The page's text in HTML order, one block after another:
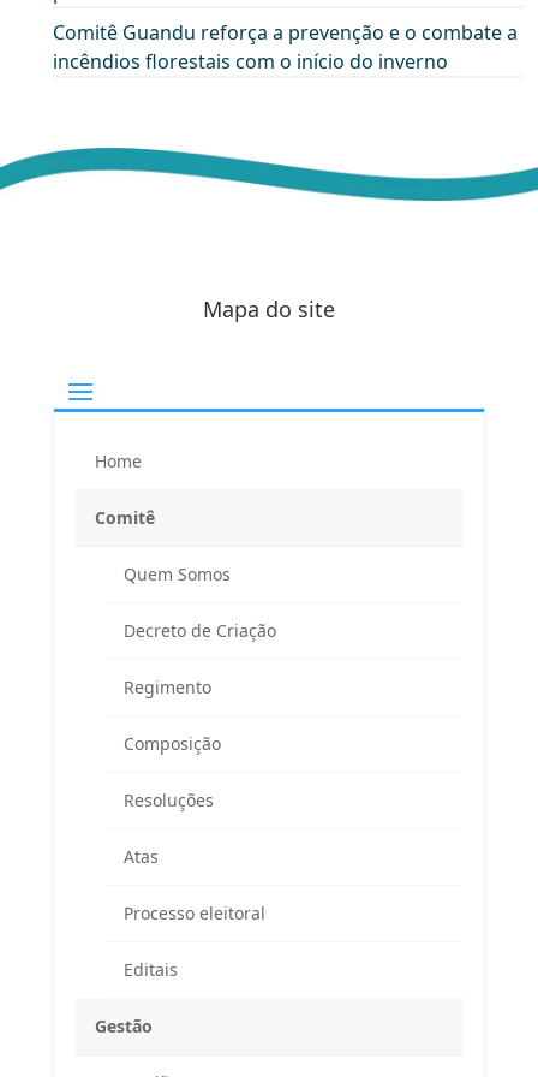
Comitê Guandu reforça a prevenção e o combate a
incêndios florestais com o início do inverno
Mapa do site
Home
Comitê
Quem Somos
Decreto de Criação
Regimento
Composição
Resoluções
Atas
Processo eleitoral
Editais
Gestão